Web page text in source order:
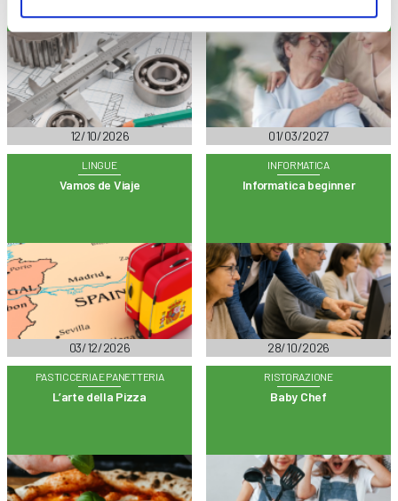
12/10/2026 01/03/2027
LINGUE
Vamos de Viaje
03/12/2026
INFORMATICA
Informatica beginner
28/10/2026
PASTICCERIA E PANETTERIA
L’arte della Pizza
RISTORAZIONE
Baby Chef